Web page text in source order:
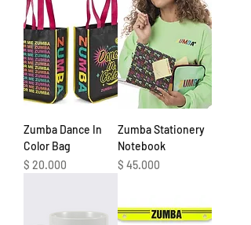
Zumba Dance In
Color Bag
Precio
$ 20.000
Zumba Stationery
Notebook
Precio
$ 45.000